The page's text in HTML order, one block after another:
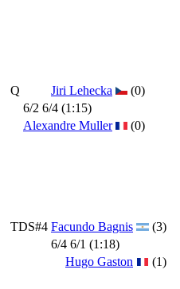
Q Jiri Lehecka
(0)
6/2 6/4 (1:15)
Alexandre Muller
(0)
TDS#4 Facundo Bagnis
(3)
6/4 6/1 (1:18)
Hugo Gaston
(1)